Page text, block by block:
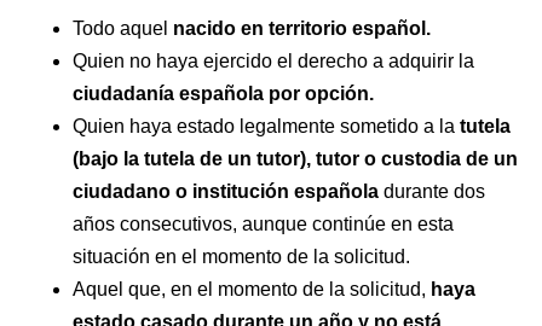
Todo aquel nacido en territorio español.
Quien no haya ejercido el derecho a adquirir la
ciudadanía española por opción.
Quien haya estado legalmente sometido a la tutela
(bajo la tutela de un tutor), tutor o custodia de un
ciudadano o institución española durante dos
años consecutivos, aunque continúe en esta
situación en el momento de la solicitud.
Aquel que, en el momento de la solicitud, haya
estado casado durante un año y no está